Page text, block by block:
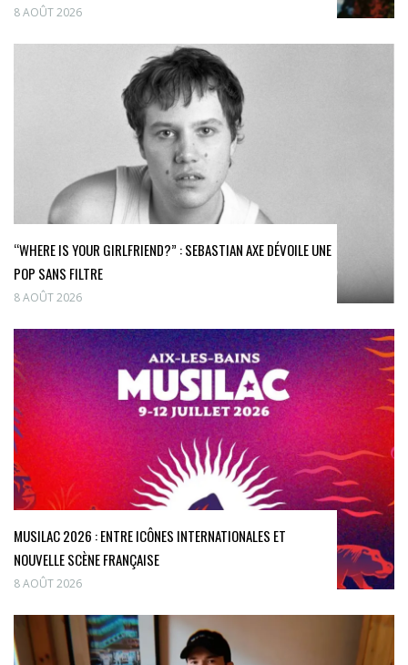
8 AOÛT 2026
“WHERE IS YOUR GIRLFRIEND?” : SEBASTIAN AXE DÉVOILE UNE
POP SANS FILTRE
8 AOÛT 2026
MUSILAC 2026 : ENTRE ICÔNES INTERNATIONALES ET
NOUVELLE SCÈNE FRANÇAISE
8 AOÛT 2026